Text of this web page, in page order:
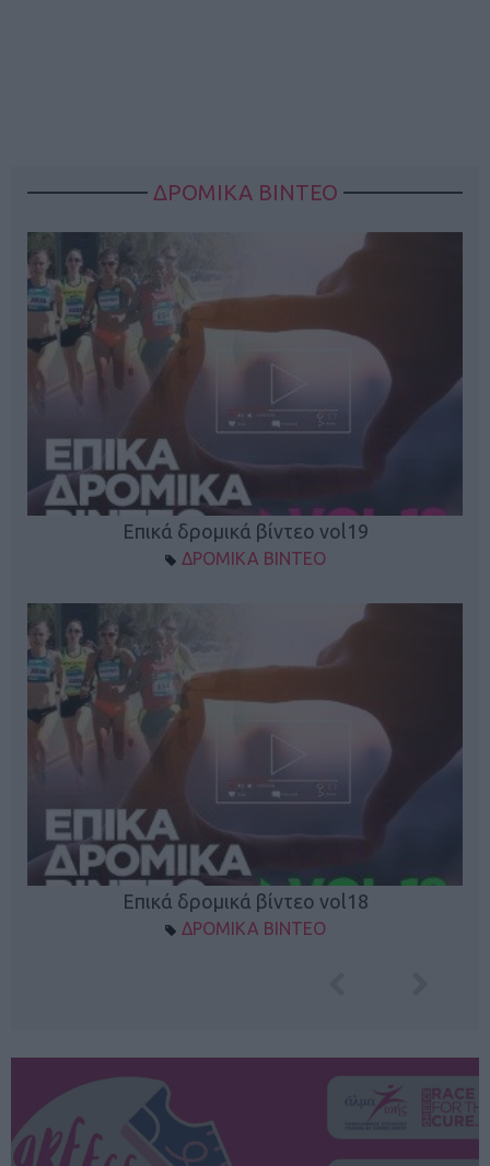
ΔΡΟΜΙΚΑ ΒΙΝΤΕΟ
Επικά δρομικά βίντεο vol19
ΔΡΟΜΙΚΑ ΒΙΝΤΕΟ
Επικά δρομικά βίντεο vol18
ΔΡΟΜΙΚΑ ΒΙΝΤΕΟ